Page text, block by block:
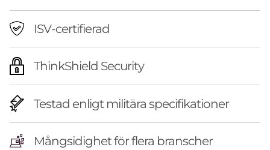
n
e
ISV-certifierad
ThinkShield Security
Testad enligt militära specifikationer
Mångsidighet för flera branscher